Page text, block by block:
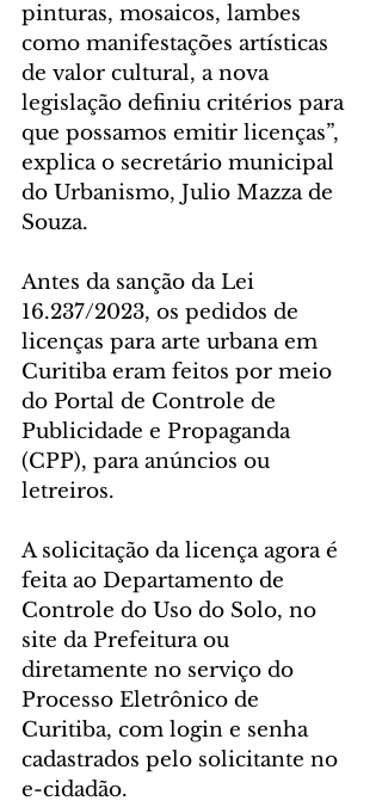
pinturas, mosaicos, lambes
como manifestações artísticas
de valor cultural, a nova
legislação definiu critérios para
que possamos emitir licenças”,
explica o secretário municipal
do Urbanismo, Julio Mazza de
Souza.
Antes da sanção da Lei
16.237/2023, os pedidos de
licenças para arte urbana em
Curitiba eram feitos por meio
do Portal de Controle de
Publicidade e Propaganda
(CPP), para anúncios ou
letreiros.
A solicitação da licença agora é
feita ao Departamento de
Controle do Uso do Solo, no
site da Prefeitura ou
diretamente no serviço do
Processo Eletrônico de
Curitiba, com login e senha
cadastrados pelo solicitante no
e-cidadão.